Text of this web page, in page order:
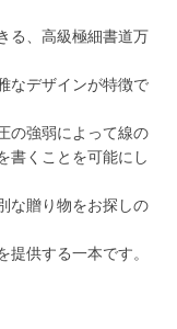
る、高級極細書道万
なデザインが特徴で
の強弱によって線の
書くことを可能にし
な贈り物をお探しの
供する一本です。